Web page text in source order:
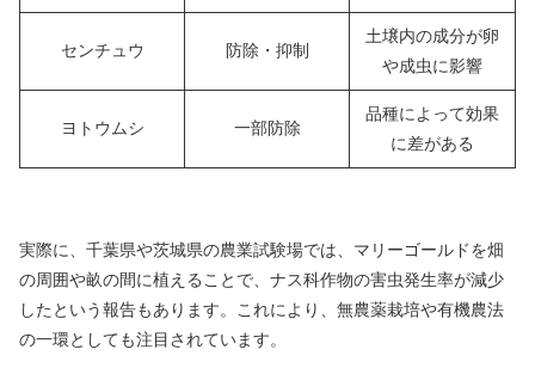
センチュウ 防除・抑制
土壌内の成分が卵
や成虫に影響
ヨトウムシ 一部防除
品種によって効果
に差がある
実際に、千葉県や茨城県の農業試験場では、マリーゴールドを畑
の周囲や畝の間に植えることで、ナス科作物の害虫発生率が減少
したという報告もあります。これにより、無農薬栽培や有機農法
の一環としても注目されています。